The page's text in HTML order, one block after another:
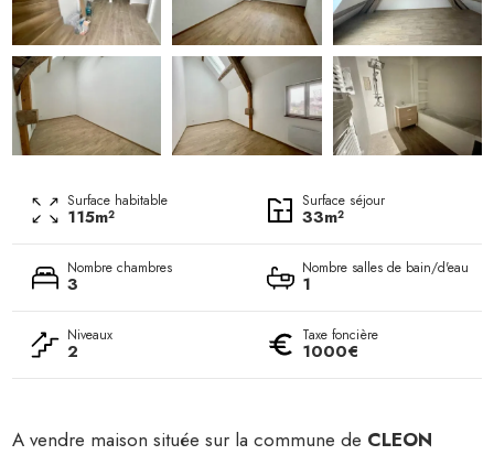
Surface habitable
115m²
Surface séjour
33m²
Nombre chambres
3
Nombre salles de bain/d'eau
1
Niveaux
2
Taxe foncière
1000€
A vendre maison située sur la commune de CLEON